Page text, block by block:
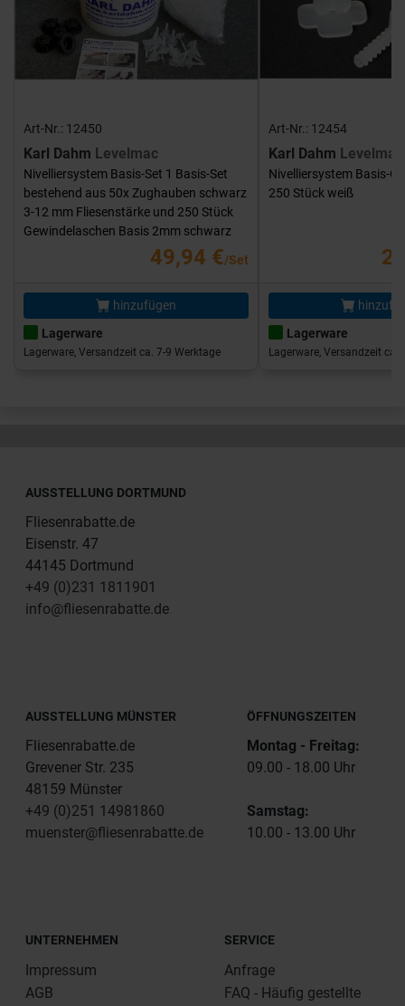
Art-Nr.: 12450
Karl Dahm Levelmac
Nivelliersystem Basis-Set 1 Basis-Set
bestehend aus 50x Zughauben schwarz
3-12 mm Fliesenstärke und 250 Stück
Gewindelaschen Basis 2mm schwarz
49,94 €/Set
hinzufügen
Lagerware
Lagerware, Versandzeit ca. 7-9 Werktage
Art-Nr.: 12454
Karl Dahm Levelmac
Nivelliersystem Basis-
250 Stück weiß
Lagerware
Lagerware, Versandzeit ca.
AUSSTELLUNG DORTMUND
Fliesenrabatte.de
Eisenstr. 47
44145 Dortmund
+49 (0)231 1811901
info@fliesenrabatte.de
AUSSTELLUNG MÜNSTER
Fliesenrabatte.de
Grevener Str. 235
48159 Münster
+49 (0)251 14981860
muenster@fliesenrabatte.de
ÖFFNUNGSZEITEN
Montag - Freitag:
09.00 - 18.00 Uhr
Samstag:
10.00 - 13.00 Uhr
UNTERNEHMEN
Impressum
AGB
SERVICE
Anfrage
FAQ - Häufig gestellte